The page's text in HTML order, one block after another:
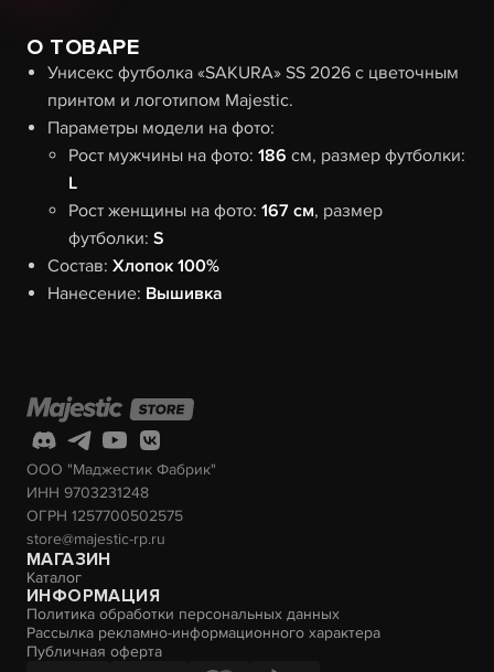
О ТОВАРЕ
Унисекс футболка «SAKURA» SS 2026 с цветочным
принтом и логотипом Majestic.
Параметры модели на фото:
Рост мужчины на фото:186 см, размер футболки:
L
Рост женщины на фото:167 см, размер
футболки:S
Состав:Хлопок 100%
Нанесение: Вышивка
ООО "Маджестик Фабрик"
ИНН 9703231248
ОГРН 1257700502575
store@majestic-rp.ru
МАГАЗИН
Каталог
ИНФОРМАЦИЯ
Политика обработки персональных данных
Рассылка рекламно-информационного характера
Публичная оферта